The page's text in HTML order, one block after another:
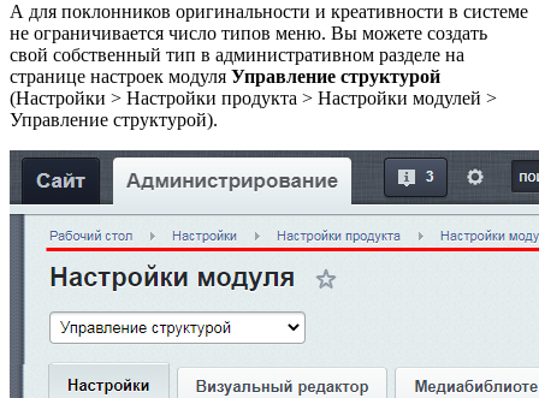
А для поклонников оригинальности и креативности в системе
не ограничивается число типов меню. Вы можете создать
свой собственный тип в административном разделе на
странице настроек модуля Управление структурой
(Настройки > Настройки продукта > Настройки модулей >
Управление структурой).